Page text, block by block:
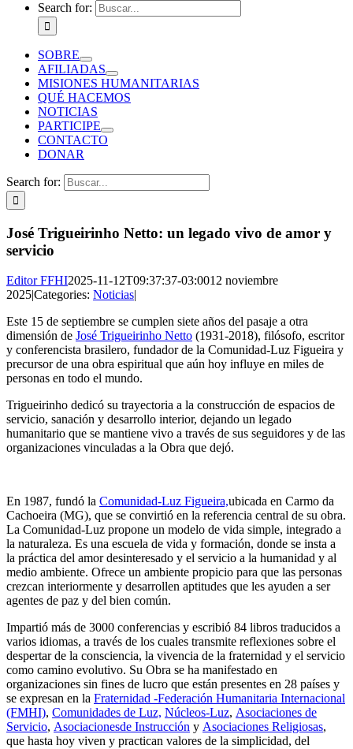
Search for:
SOBRE
AFILIADAS
MISIONES HUMANITARIAS
QUÉ HACEMOS
NOTICIAS
PARTICIPE
CONTACTO
DONAR
Search for:
José Trigueirinho Netto: un legado vivo de amor y
servicio
Editor FFHI2025-11-12T09:37:37-03:0012 noviembre
2025|Categories: Noticias|
Este 15 de septiembre se cumplen siete años del pasaje a otra
dimensión de José Trigueirinho Netto (1931-2018), filósofo, escritor
y conferencista brasilero, fundador de la Comunidad-Luz Figueira y
precursor de una obra espiritual que aún hoy influye en miles de
personas en todo el mundo.
Trigueirinho dedicó su trayectoria a la construcción de espacios de
servicio, sanación y desarrollo interior, dejando un legado
humanitario que se mantiene vivo a través de sus seguidores y de las
organizaciones vinculadas a la Obra que dejó.
En 1987, fundó la Comunidad-Luz Figueira,ubicada en Carmo da
Cachoeira (MG), que se convirtió en la referencia central de su obra.
La Comunidad-Luz propone un modelo de vida simple, integrado a
la naturaleza. Es una escuela de vida y formación, donde se insta a
la práctica del amor desinteresado y el servicio a la humanidad y al
medio ambiente. Ofrece un ambiente propicio para que las personas
crezcan interiormente y desarrollen aptitudes que les ayuden a ser
agentes de paz y del bien común.
Impartió más de 3000 conferencias y escribió 84 libros traducidos a
varios idiomas, a través de los cuales transmite reflexiones sobre el
despertar de la consciencia, la vivencia de la fraternidad y el servicio
como camino evolutivo. Su Obra se ha manifestado en
organizaciones sin fines de lucro que están presentes en 28 países y
se expresan en la Fraternidad -Federación Humanitaria Internacional
(FMHI), Comunidades de Luz, Núcleos-Luz, Asociaciones de
Servicio, Asociacionesde Instrucción y Asociaciones Religiosas,
que hasta hoy viven y practican valores de la simplicidad, del